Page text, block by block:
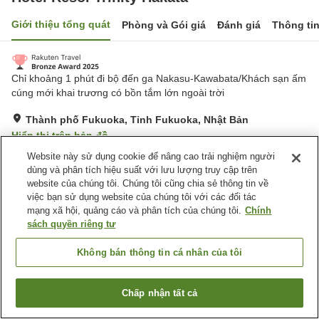
Giới thiệu tổng quát Phòng và Gói giá Đánh giá Thông
Chỉ khoảng 1 phút đi bộ đến ga Nakasu-Kawabata/Khách sạn ấm
cúng mới khai trương có bồn tắm lớn ngoài trời
Thành phố Fukuoka, Tỉnh Fukuoka, Nhật Bản
Hiển thị trên bản đồ
Tuyệt vời Đánh giá:571lượt
Tiện nghi chỗ nghỉ
Bãi đỗ xe
Trang chủ Nhật Bản Tỉnh Fukuoka
Thành phố Fukuoka
Tìm phòng trống
Website này sử dụng cookie để nâng cao trải nghiệm người
dùng và phân tích hiệu suất với lưu lượng truy cập trên
website của chúng tôi. Chúng tôi cũng chia sẻ thông tin về
việc bạn sử dụng website của chúng tôi với các đối tác
mạng xã hội, quảng cáo và phân tích của chúng tôi. Chính
sách quyền riêng tư
Không bán thông tin cá nhân của tôi
Chấp nhận tất cả